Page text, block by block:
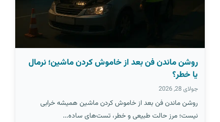
روشن ماندن فن بعد از خاموش کردن ماشین؛ نرمال
یا خطر؟
جولای 28, 2026
روشن ماندن فن بعد از خاموش کردن ماشین همیشه خرابی
نیست؛ مرز حالت طبیعی و خطر، تست‌های ساده…